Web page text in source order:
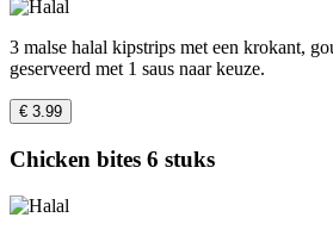
3 malse halal kipstrips met een krokant,
geserveerd met 1 saus naar keuze.
€ 3.99
Chicken bites 6 stuks